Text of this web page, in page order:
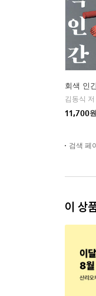
회색 인
김동식 저
11,700원
검색 페
이 상